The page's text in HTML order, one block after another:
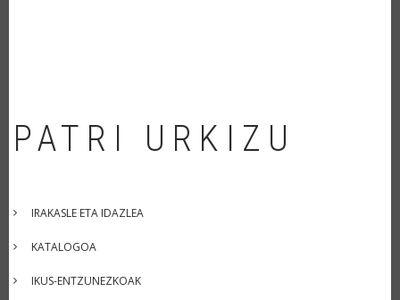
PATRI URKIZU
IRAKASLE ETA IDAZLEA
KATALOGOA
IKUS-ENTZUNEZKOAK